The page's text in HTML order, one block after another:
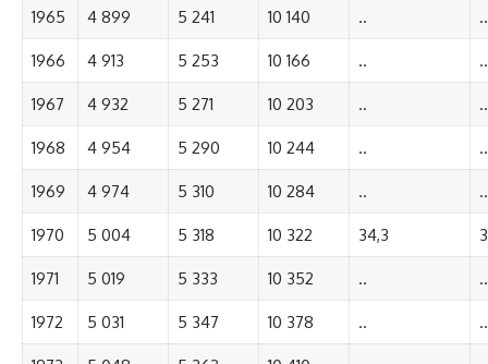
1965 4 899 5 241 10 140 .. ..
1966 4 913 5 253 10 166 .. ..
1967 4 932 5 271 10 203 .. ..
1968 4 954 5 290 10 244 .. ..
1969 4 974 5 310 10 284 .. ..
1970 5 004 5 318 10 322 34,3
1971 5 019 5 333 10 352 .. ..
1972 5 031 5 347 10 378 .. ..